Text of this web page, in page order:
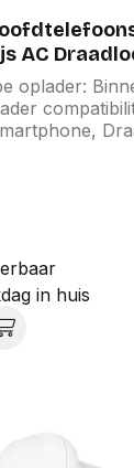
AC
oplader:
in huis